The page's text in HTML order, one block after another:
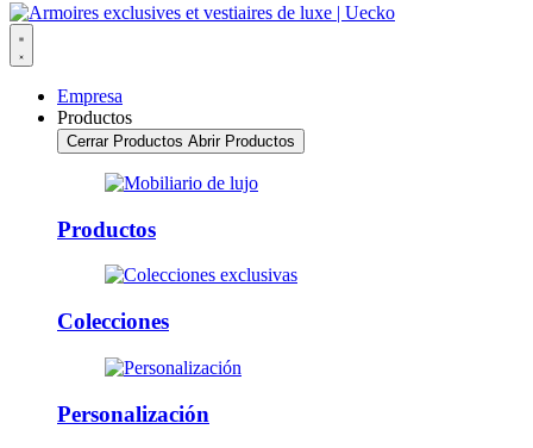
Empresa
Productos
Cerrar Productos Abrir Productos
Productos
Colecciones
Personalización